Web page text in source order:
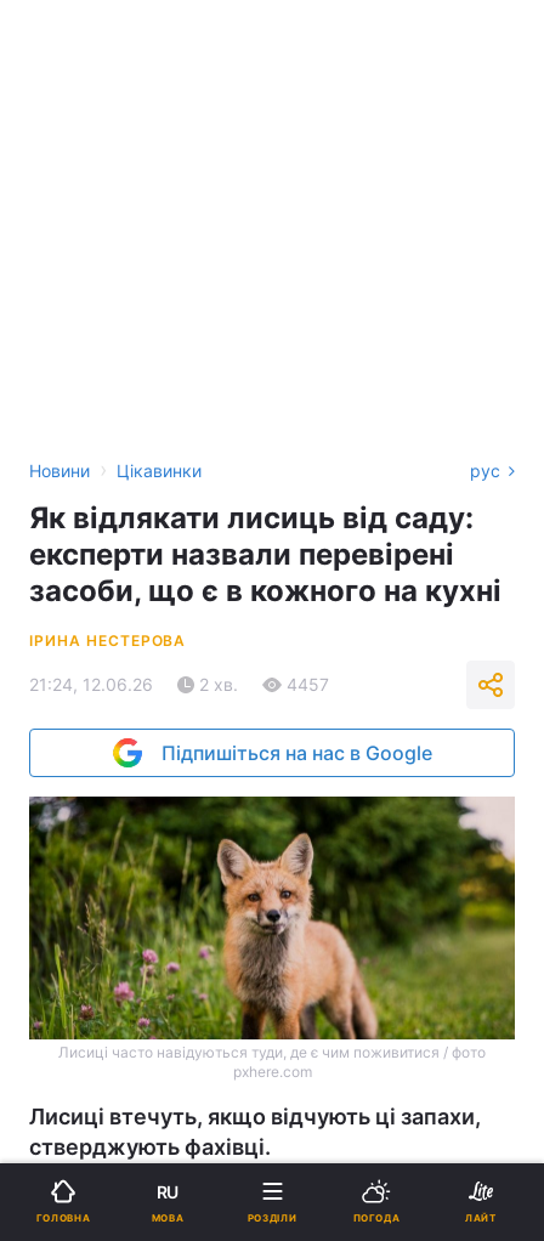
Новини › Цікавинки рус
Як відлякати лисиць від саду:
експерти назвали перевірені
засоби, що є в кожного на кухні
ІРИНА НЕСТЕРОВА
21:24, 12.06.26 2 хв. 4457
Підпишіться на нас в Google
Лисиці часто навідуються туди, де є чим поживитися / фото
pxhere.com
Лисиці втечуть, якщо відчують ці запахи,
стверджують фахівці.
Реклама
ГОЛОВНА
RU
МОВА РОЗДІЛИ ПОГОДА ЛАЙТ